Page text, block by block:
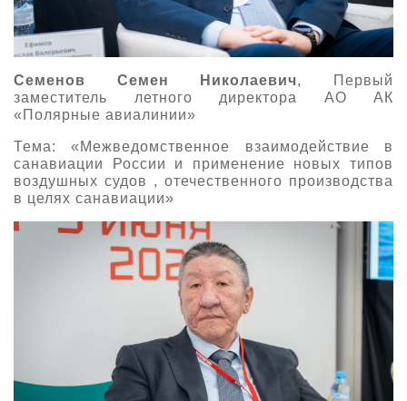
Семенов Семен Николаевич, Первый
заместитель летного директора АО АК
«Полярные авиалинии»
Тема: «Межведомственное взаимодействие в
санавиации России и применение новых типов
воздушных судов , отечественного производства
в целях санавиации»